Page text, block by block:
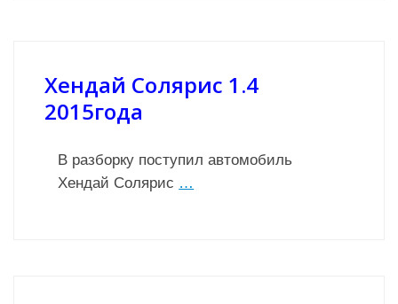
Хендай Солярис 1.4
2015года
В разборку поступил автомобиль
Хендай Солярис …